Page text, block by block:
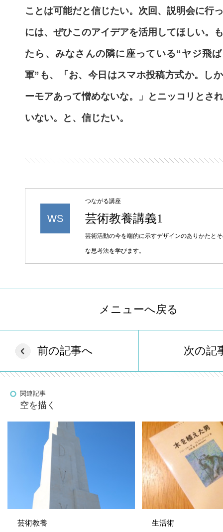
ことは可能だと信じたい。次回、説明会に行
には、ぜひこのアイデアを活用してほしい。
たら、みなさんの隣に座っている“ヤジ飛
軍”も、「お、今日はスマホ投稿方式か。し
ーモアあって憎めないな。」とニッコリとさ
いない。と、信じたい。
WS
つながる講座
芸術教養講義1
芸術活動の今を端的に示すデザインのありかたと
な思考法を学びます。
メニューへ戻る
前の記事へ 次の記
関連記事
空を描く
芸術教養 生活術